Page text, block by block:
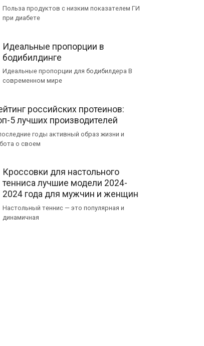
Польза продуктов с низким показателем ГИ
при диабете
Идеальные пропорции в
бодибилдинге
Идеальные пропорции для бодибилдера В
современном мире
российских протеинов:
5 лучших производителей
годы активный образ жизни и
о своем
Кроссовки для настольного
тенниса лучшие модели 2024-
2024 года для мужчин и женщин
Настольный теннис — это популярная и
динамичная